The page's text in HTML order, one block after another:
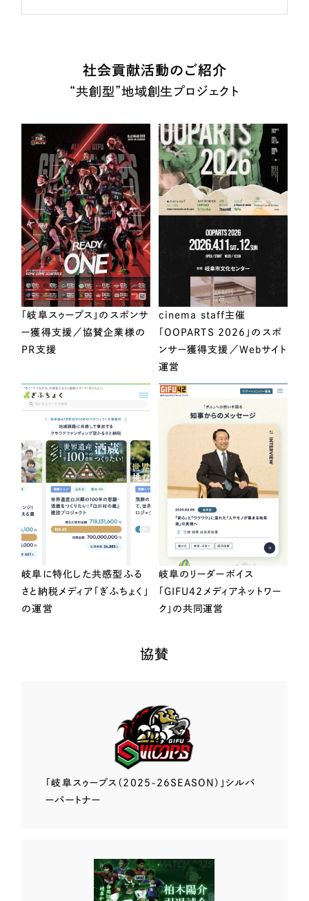
社会貢献活動のご紹介
“共創型”地域創生プロジェクト
「岐阜スゥープス」のスポンサ
ー獲得支援／協賛企業様の
PR支援
cinema staff主催
「OOPARTS 2026」のスポ
ンサー獲得支援／Webサイト
運営
岐阜に特化した共感型ふる
さと納税メディア「ぎふちょく」
の運営
岐阜のリーダーボイス
「GIFU42メディアネットワー
ク」の共同運営
協賛
「岐阜スゥープス （2025-26SEASON）」 シルバ
ーパートナー